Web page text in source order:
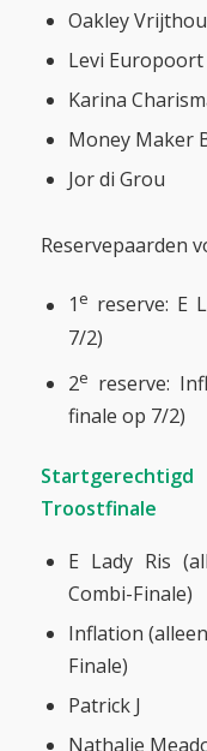
Oakley
Levi Europoort
Karina
Money Maker
Jor di Grou
Reservepaarden
1e reserve: E
7/2)
2e reserve:
finale op 7/2)
Troostfinale
E Lady Ris
Combi-Finale)
Inflation
Finale)
Patrick J
Nathalie